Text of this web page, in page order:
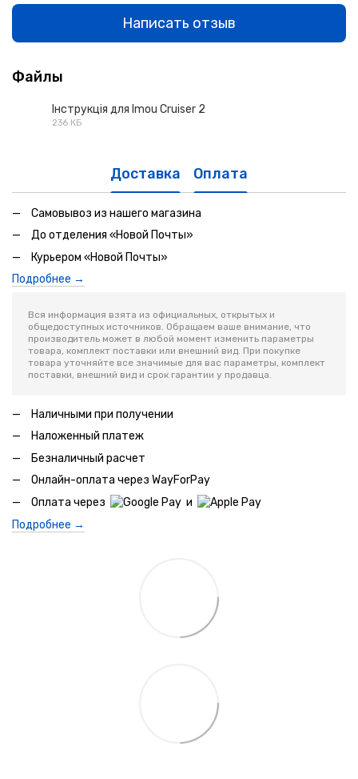
Написать отзыв
Файлы
Інструкція для Imou Cruiser 2
236 КБ
Доставка Оплата
Самовывоз из нашего магазина
До отделения «Новой Почты»
Курьером «Новой Почты»
Подробнее →
Вся информация взята из официальных, открытых и
общедоступных источников. Обращаем ваше внимание, что
производитель может в любой момент изменить параметры
товара, комплект поставки или внешний вид. При покупке
товара уточняйте все значимые для вас параметры, комплект
поставки, внешний вид и срок гарантии у продавца.
Наличными при получении
Наложенный платеж
Безналичный расчет
Онлайн-оплата через WayForPay
Оплата через
и
Подробнее →